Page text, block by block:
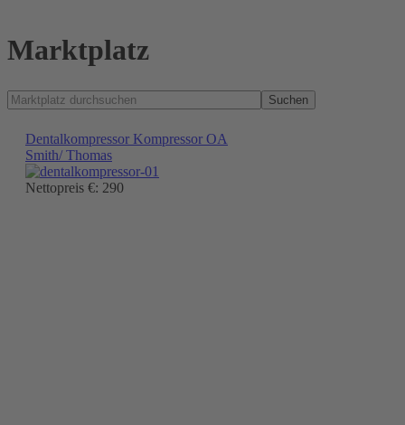
Marktplatz
Suchen
Dentalkompressor Kompressor OA
Smith/ Thomas
Nettopreis €: 290